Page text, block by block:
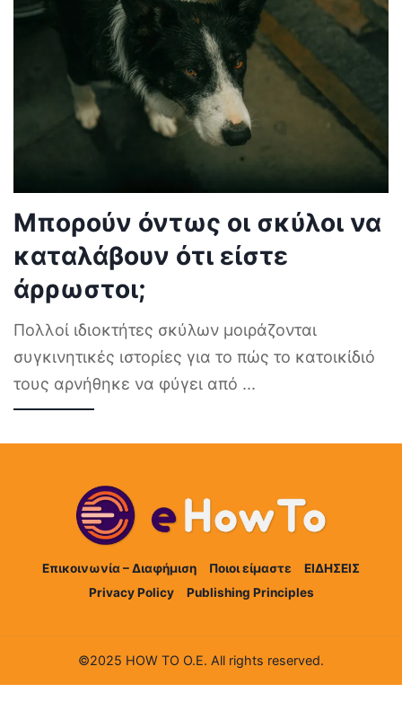
Μπορούν όντως οι σκύλοι να
καταλάβουν ότι είστε
άρρωστοι;
Πολλοί ιδιοκτήτες σκύλων μοιράζονται
συγκινητικές ιστορίες για το πώς το κατοικίδιό
τους αρνήθηκε να φύγει από ...
Επικοινωνία – Διαφήμιση Ποιοι είμαστε
ΕΙΔΗΣΕΙΣ
Privacy Policy
Publishing Principles
©2025 HOW TO Ο.Ε. All rights reserved.